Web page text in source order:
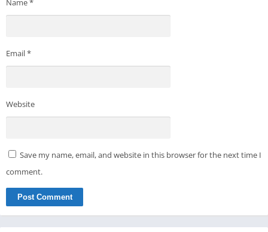
Email*
Website
Save my name, email, and website in this browser for the next time I
comment.